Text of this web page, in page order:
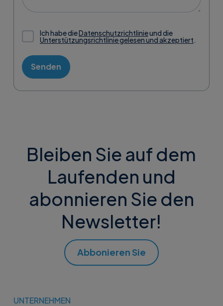
Ich habe dieDatenschutzrichtlinieund die
Unterstützungsrichtlinie gelesen und akzeptiert.
Senden
Bleiben Sie auf dem
Laufenden und
abonnieren Sie den
Newsletter!
Abbonieren Sie
UNTERNEHMEN